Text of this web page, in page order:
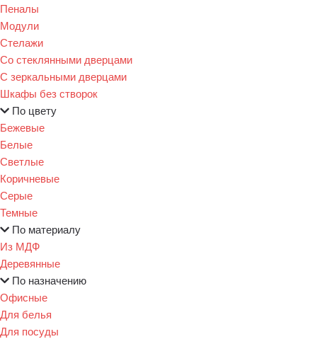
Пеналы
Модули
Стелажи
Со стеклянными дверцами
С зеркальными дверцами
Шкафы без створок
По цвету
Бежевые
Белые
Светлые
Коричневые
Серые
Темные
По материалу
Из МДФ
Деревянные
По назначению
Офисные
Для белья
Для посуды